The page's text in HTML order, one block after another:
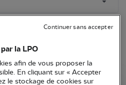
la LPO
afin de vous proposer la
En cliquant sur « Accepter
le stockage de cookies sur
Continuer sans accepter